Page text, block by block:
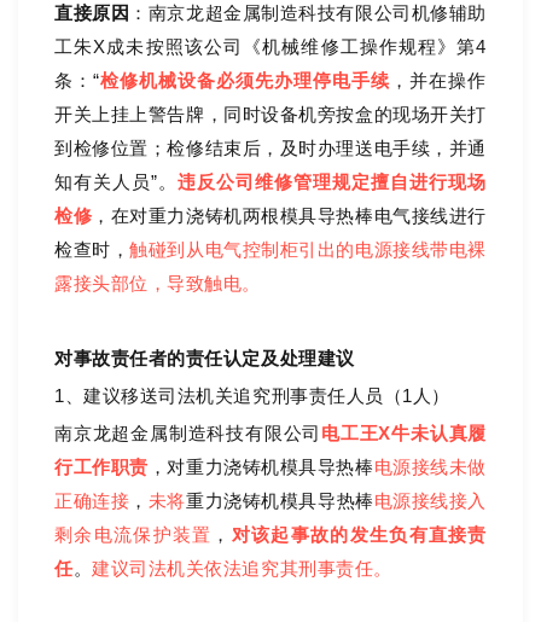
直接原因 ：南京龙超金属制造科技有限公司机修辅助
工朱X成未按照该公司《机械维修工操作规程》第4
条：“检修机械设备必须先办理停电手续 ，并在操作
开关上挂上警告牌，同时设备机旁按盒的现场开关打
到检修位置；检修结束后，及时办理送电手续，并通
知有关人员”。违反公司维修管理规定擅自进行现场
检修 ，在对重力浇铸机两根模具导热棒电气接线进行
检查时，触碰到从电气控制柜引出的电源接线带电裸
露接头部位，导致触电。
对事故责任者的责任认定及处理建议
1 、建议移送司法机关追究刑事责任人员（1 人）
南京龙超金属制造科技有限公司 电工王X牛未认真履
行工作职责 ，对重力浇铸机模具导热棒电源接线未做
正确连接 ， 未将重力浇铸机模具导热棒电源接线接入
剩余电流保护装置 ， 对该起事故的发生负有直接责
任。建议司法机关依法追究其刑事责任。